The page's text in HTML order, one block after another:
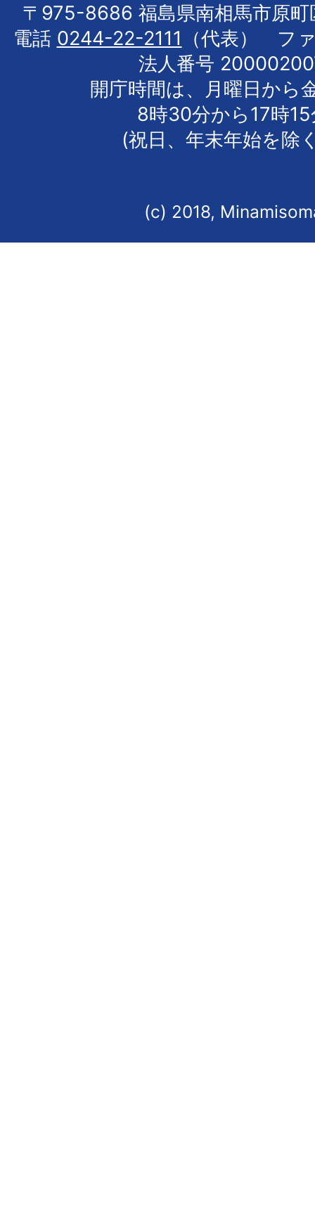
〒975-8686 福島県南相馬市原町
電話 0244-22-2111
（代表） フ
法人番号
開庁時間は、月曜日から
8時30分から17時
(祝日、年末年始を除
(c) 2018,